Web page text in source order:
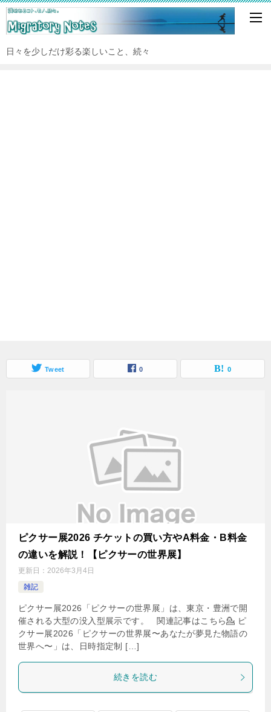
日々を少しだけ彩る楽しいこと、続々
Tweet 0 0
ピクサー展2026 チケットの買い方やA料金・B料金
の違いを解説！【ピクサーの世界展】
更新日： 2026年3月4日
雑記
ピクサー展2026「ピクサーの世界展」は、東京・豊洲で開
催される大型の没入型展示です。 関連記事はこちら💁 ピ
クサー展2026「ピクサーの世界展〜あなたが夢見た物語の
世界へ〜」は、日時指定制 […]
続きを読む